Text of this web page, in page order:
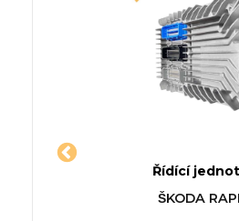
Řídící
ŠKODA
Jednotka HONDA
VIII limuzína